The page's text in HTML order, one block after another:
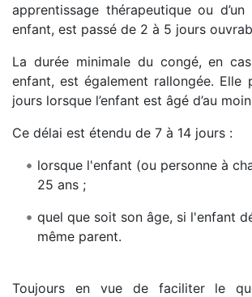
apprentissage thérapeutique ou
enfant, est passé de 2 à 5 jours
La durée minimale du congé, en
enfant, est également rallongée. Elle
jours lorsque l’enfant est âgé d’au
Ce délai est étendu de 7 à 14 jours :
lorsque l'enfant (ou personne à
25 ans ;
quel que soit son âge, si l'enfant
même parent.
Toujours en vue de faciliter le